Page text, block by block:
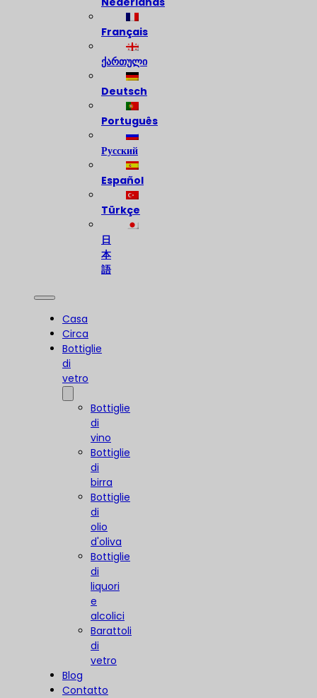
Français
ქართული
Deutsch
Português
Русский
Español
Türkçe
日
本
語
Casa
Circa
Bottiglie
di
vetro
Bottiglie
di
vino
Bottiglie
di
birra
Bottiglie
di
olio
d'oliva
Bottiglie
di
liquori
e
alcolici
Barattoli
di
vetro
Blog
Contatto